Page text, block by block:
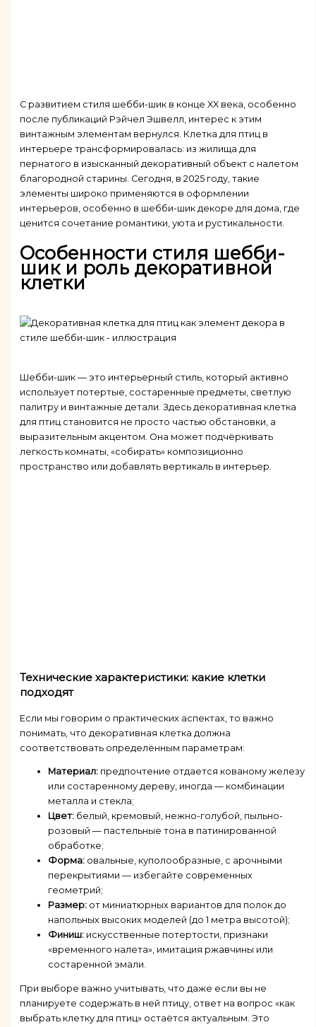
С развитием стиля шебби-шик в конце XX века, особенно
после публикаций Рэйчел Эшвелл, интерес к этим
винтажным элементам вернулся. Клетка для птиц в
интерьере трансформировалась: из жилища для
пернатого в изысканный декоративный объект с налетом
благородной старины. Сегодня, в 2025 году, такие
элементы широко применяются в оформлении
интерьеров, особенно в шебби-шик декоре для дома, где
ценится сочетание романтики, уюта и рустикальности.
Особенности стиля шебби-
шик и роль декоративной
клетки
Шебби-шик — это интерьерный стиль, который активно
использует потертые, состаренные предметы, светлую
палитру и винтажные детали. Здесь декоративная клетка
для птиц становится не просто частью обстановки, а
выразительным акцентом. Она может подчёркивать
легкость комнаты, «собирать» композиционно
пространство или добавлять вертикаль в интерьер.
Технические характеристики: какие клетки
подходят
Если мы говорим о практических аспектах, то важно
понимать, что декоративная клетка должна
соответствовать определённым параметрам:
Материал:предпочтение отдается кованому железу
или состаренному дереву, иногда — комбинации
металла и стекла;
Цвет:белый, кремовый, нежно-голубой, пыльно-
розовый — пастельные тона в патинированной
обработке;
Форма:овальные, куполообразные, с арочными
перекрытиями — избегайте современных
геометрий;
Размер:от миниатюрных вариантов для полок до
напольных высоких моделей (до 1 метра высотой);
Финиш:искусственные потертости, признаки
«временного налета», имитация ржавчины или
состаренной эмали.
При выборе важно учитывать, что даже если вы не
планируете содержать в ней птицу, ответ на вопрос «как
выбрать клетку для птиц» остаётся актуальным. Это